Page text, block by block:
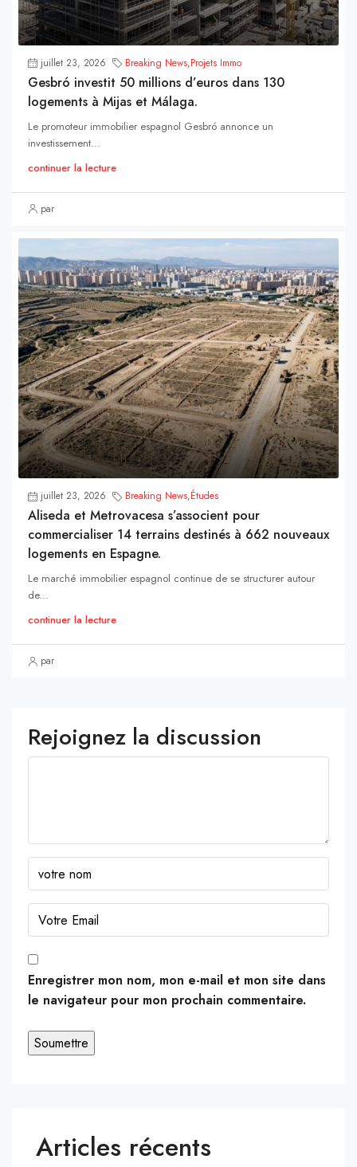
juillet 23, 2026 Breaking News,Projets Immo
Gesbró investit 50 millions d’euros dans 130
logements à Mijas et Málaga.
Le promoteur immobilier espagnol Gesbró annonce un
investissement...
continuer la lecture
par
juillet 23, 2026 Breaking News,Études
Aliseda et Metrovacesa s’associent pour
commercialiser 14 terrains destinés à 662 nouveaux
logements en Espagne.
Le marché immobilier espagnol continue de se structurer autour
de...
continuer la lecture
par
Rejoignez la discussion
Enregistrer mon nom, mon e-mail et mon site dans
le navigateur pour mon prochain commentaire.
Articles récents